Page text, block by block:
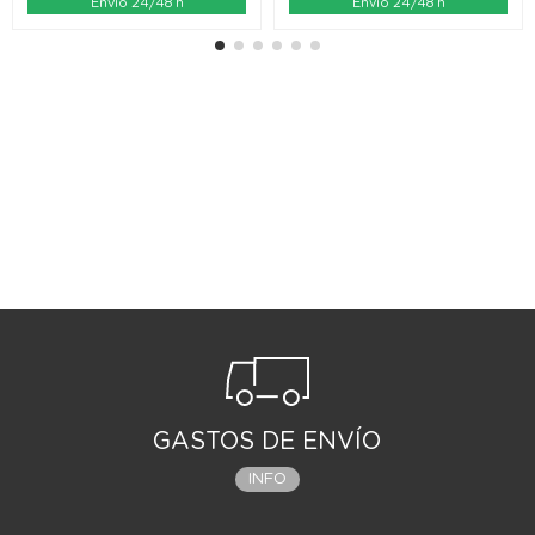
Envío 24/48 h Envío 24/48 h
GASTOS DE ENVÍO
INFO